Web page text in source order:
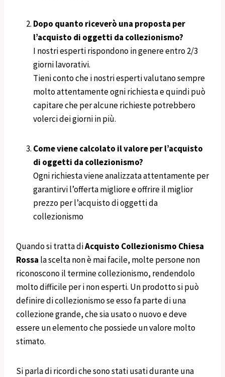
Dopo quanto riceverò una proposta per
l’acquisto di oggetti da collezionismo?
I nostri esperti rispondono in genere entro 2/3
giorni lavorativi.
Tieni conto che i nostri esperti valutano sempre
molto attentamente ogni richiesta e quindi può
capitare che per alcune richieste potrebbero
volerci dei giorni in più.
Come viene calcolato il valore per l’acquisto
di oggetti da collezionismo?
Ogni richiesta viene analizzata attentamente per
garantirvi l’offerta migliore e offrire il miglior
prezzo per l’acquisto di oggetti da
collezionismo
Quando si tratta diAcquisto Collezionismo Chiesa
Rossa la scelta non è mai facile, molte persone non
riconoscono il termine collezionismo, rendendolo
molto difficile per i non esperti. Un prodotto si può
definire di collezionismo se esso fa parte di una
collezione grande, che sia usato o nuovo e deve
essere un elemento che possiede un valore molto
stimato.
Si parla di ricordi che sono stati usati durante una